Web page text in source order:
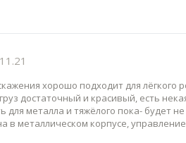
хорошо подходит для лёгкого
достаточный и красивый, есть
для металла и тяжёлого пока- будет
в металлическом корпусе,